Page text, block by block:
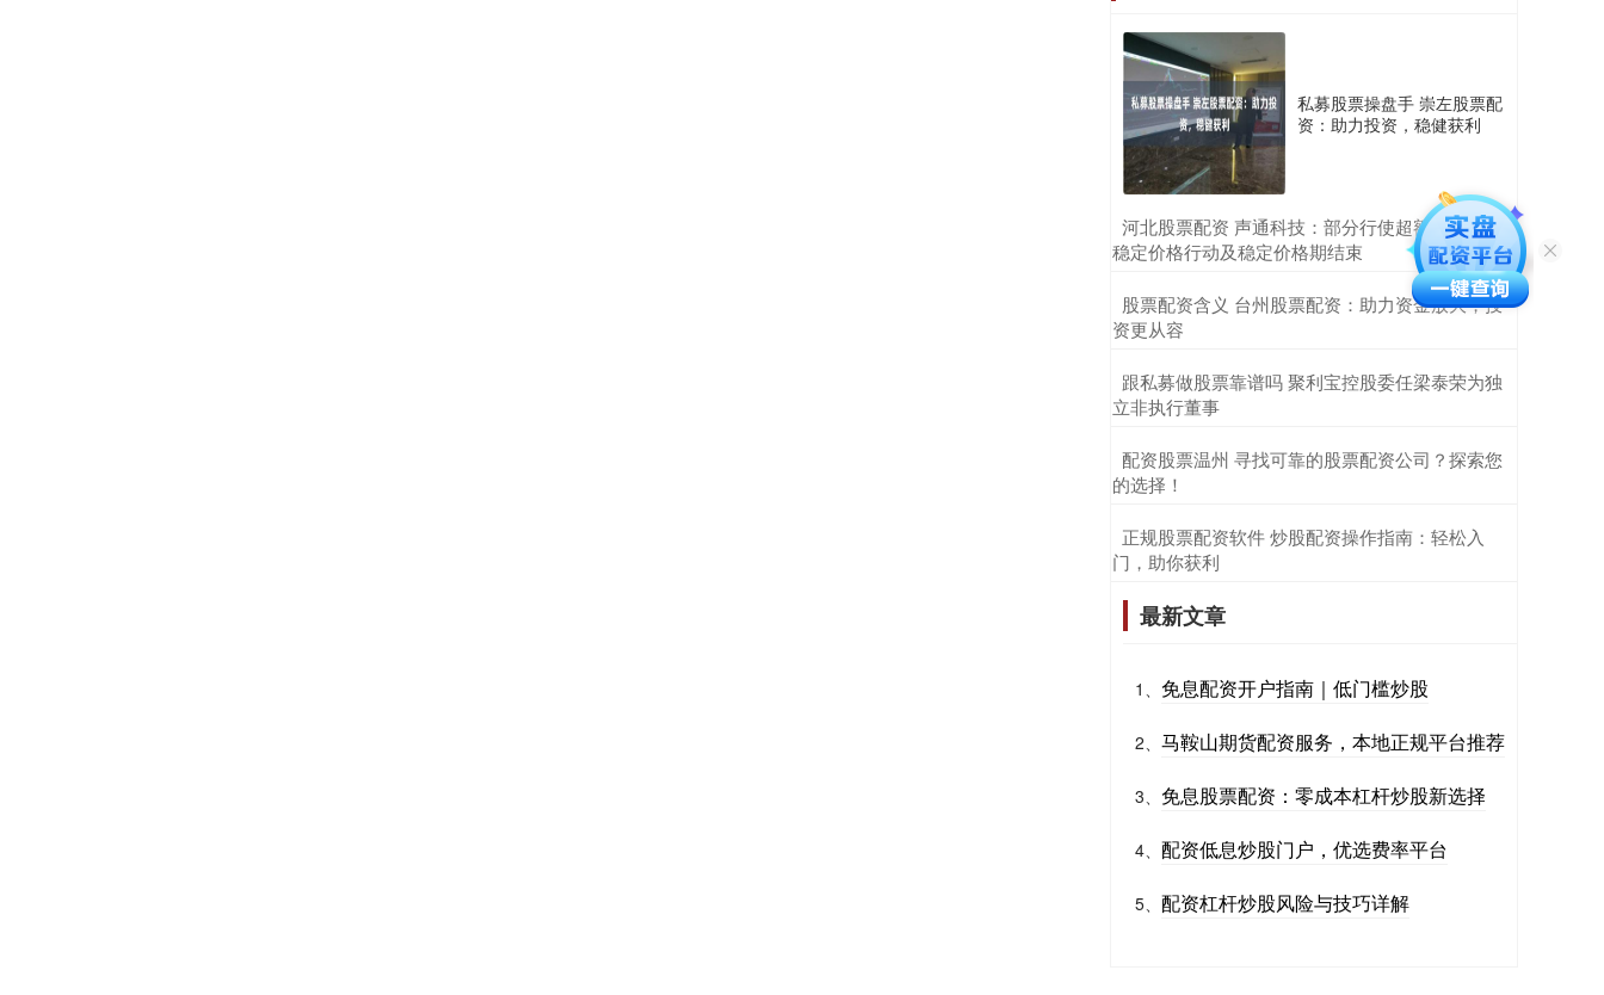
私募股票操盘手 崇左股票配
资：助力投资，稳健获利
​河北股票配资 声通科技：部分行使超额配股权、
稳定价格行动及稳定价格期结束
​股票配资含义 台州股票配资：助力资金放大，投
资更从容
​跟私募做股票靠谱吗 聚利宝控股委任梁泰荣为独
立非执行董事
​配资股票温州 寻找可靠的股票配资公司？探索您
的选择！
​正规股票配资软件 炒股配资操作指南：轻松入
门，助你获利
最新文章
1、 免息配资开户指南｜低门槛炒股
2、 马鞍山期货配资服务，本地正规平台推荐
3、 免息股票配资：零成本杠杆炒股新选择
4、 配资低息炒股门户，优选费率平台
5、 配资杠杆炒股风险与技巧详解